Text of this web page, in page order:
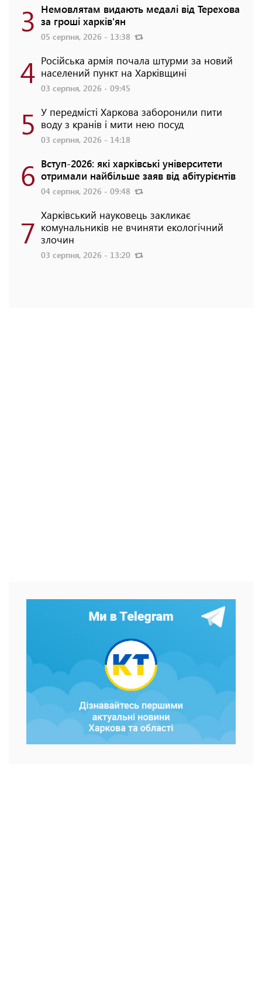
3 Немовлятам видають медалі від Терехова
за гроші харків'ян
05 серпня, 2026 - 13:38
4 Російська армія почала штурми за новий
населений пункт на Харківщині
03 серпня, 2026 - 09:45
5 У передмісті Харкова заборонили пити
воду з кранів і мити нею посуд
03 серпня, 2026 - 14:18
6 Вступ-2026: які харківські університети
отримали найбільше заяв від абітурієнтів
04 серпня, 2026 - 09:48
7 Харківський науковець закликає
комунальників не вчиняти екологічний
злочин
03 серпня, 2026 - 13:20